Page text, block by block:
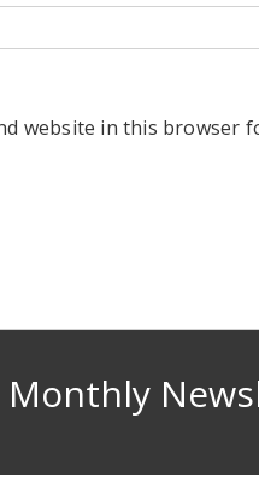
website in this browser
Monthly